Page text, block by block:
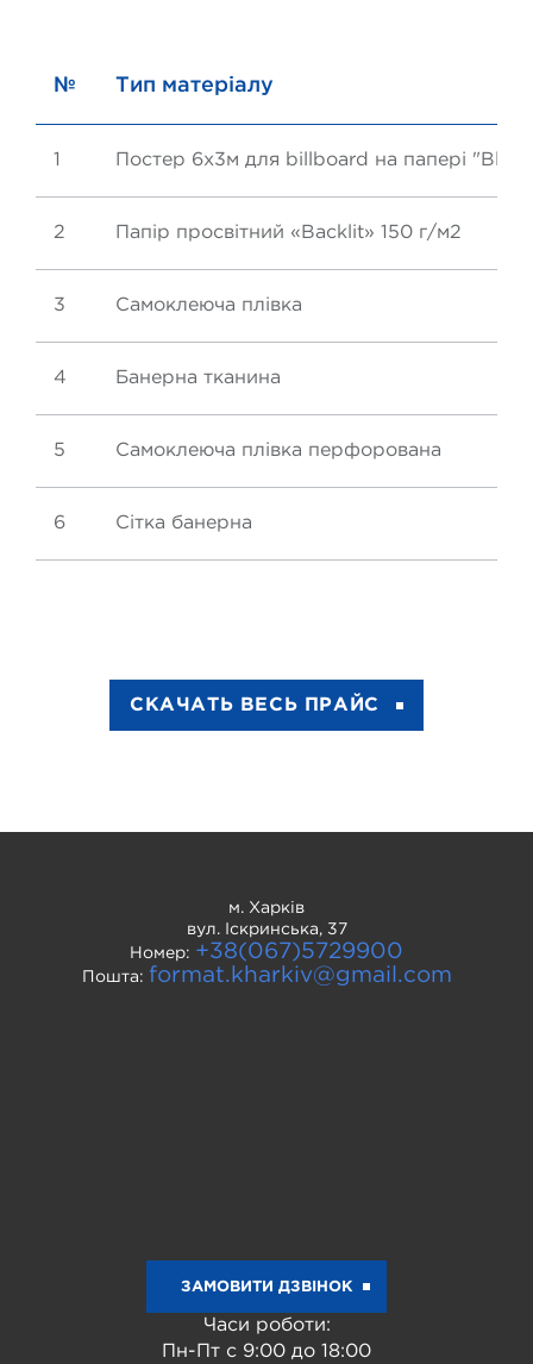
№ Тип матеріалу
1 Постер 6х3м для billboard на папері
2 Папір просвітний «Backlit» 150 г/м2
3 Самоклеюча плівка
4 Банерна тканина
5 Самоклеюча плівка перфорована
6 Сітка банерна
СКАЧАТЬ ВЕСЬ ПРАЙС
м. Харків
вул. Іскринська, 37
Номер: +38(067)5729900
Пошта: format.kharkiv@gmail.com
ЗАМОВИТИ ДЗВІНОК
Часи роботи:
Пн-Пт с 9:00 до 18:00